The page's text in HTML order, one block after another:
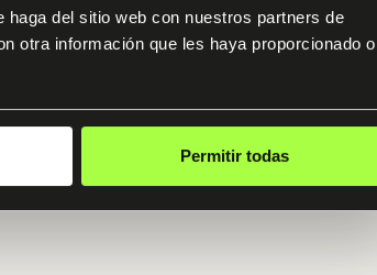
del sitio web con nuestros partners de
otra información que les haya proporcionado o
Permitir todas